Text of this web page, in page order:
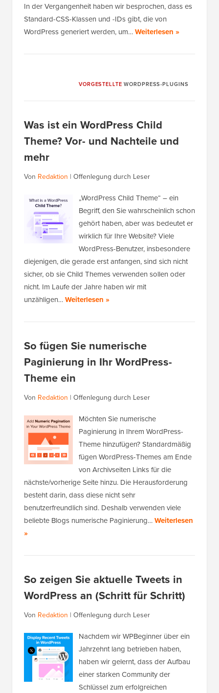
In der Vergangenheit haben wir besprochen, dass es
Standard-CSS-Klassen und -IDs gibt, die von
WordPress generiert werden, um…Weiterlesen »
VORGESTELLTE WORDPRESS-PLUGINS
Was ist ein WordPress Child
Theme? Vor- und Nachteile und
mehr
Von Redaktion | Offenlegung durch Leser
„WordPress Child Theme“ – ein
Begriff, den Sie wahrscheinlich schon
gehört haben, aber was bedeutet er
wirklich für Ihre Website? Viele
WordPress-Benutzer, insbesondere
diejenigen, die gerade erst anfangen, sind sich nicht
sicher, ob sie Child Themes verwenden sollen oder
nicht. Im Laufe der Jahre haben wir mit
unzähligen…Weiterlesen »
So fügen Sie numerische
Paginierung in Ihr WordPress-
Theme ein
Von Redaktion | Offenlegung durch Leser
Möchten Sie numerische
Paginierung in Ihrem WordPress-
Theme hinzufügen? Standardmäßig
fügen WordPress-Themes am Ende
von Archivseiten Links für die
nächste/vorherige Seite hinzu. Die Herausforderung
besteht darin, dass diese nicht sehr
benutzerfreundlich sind. Deshalb verwenden viele
beliebte Blogs numerische Paginierung…Weiterlesen
»
So zeigen Sie aktuelle Tweets in
WordPress an (Schritt für Schritt)
Von Redaktion | Offenlegung durch Leser
Nachdem wir WPBeginner über ein
Jahrzehnt lang betrieben haben,
haben wir gelernt, dass der Aufbau
einer starken Community der
Schlüssel zum erfolgreichen